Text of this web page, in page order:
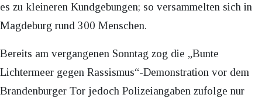
es zu kleineren Kundgebungen; so versammelten sich in
Magdeburg rund 300 Menschen.
Bereits am vergangenen Sonntag zog die „Bunte
Lichtermeer gegen Rassismus“-Demonstration vor dem
Brandenburger Tor jedoch Polizeiangaben zufolge nur